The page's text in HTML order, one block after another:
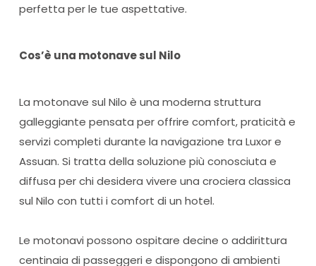
perfetta per le tue aspettative.
Cos’è una motonave sul Nilo
La motonave sul Nilo è una moderna struttura
galleggiante pensata per offrire comfort, praticità e
servizi completi durante la navigazione tra Luxor e
Assuan. Si tratta della soluzione più conosciuta e
diffusa per chi desidera vivere una crociera classica
sul Nilo con tutti i comfort di un hotel.
Le motonavi possono ospitare decine o addirittura
centinaia di passeggeri e dispongono di ambienti